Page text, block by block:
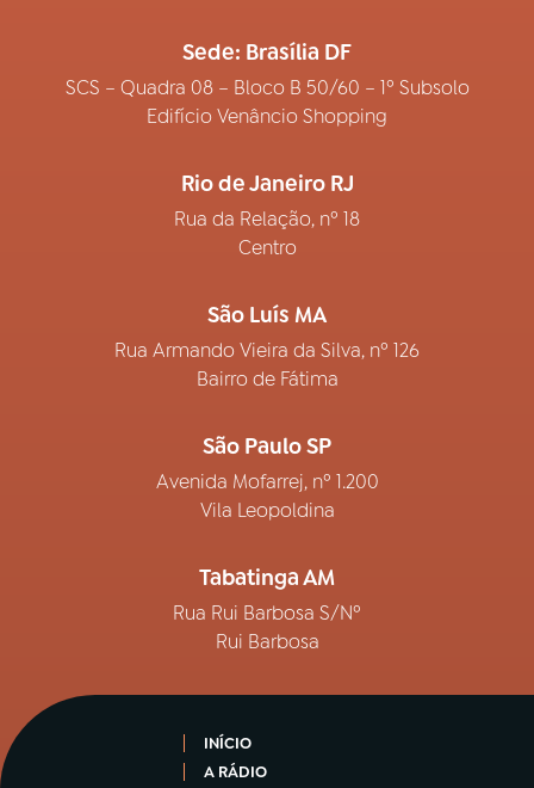
Sede: Brasília DF
SCS – Quadra 08 – Bloco B 50/60 – 1º Subsolo
Edifício Venâncio Shopping
Rio de Janeiro RJ
Rua da Relação, nº 18
Centro
São Luís MA
Rua Armando Vieira da Silva, nº 126
Bairro de Fátima
São Paulo SP
Avenida Mofarrej, nº 1.200
Vila Leopoldina
Tabatinga AM
Rua Rui Barbosa S/Nº
Rui Barbosa
INÍCIO
A RÁDIO